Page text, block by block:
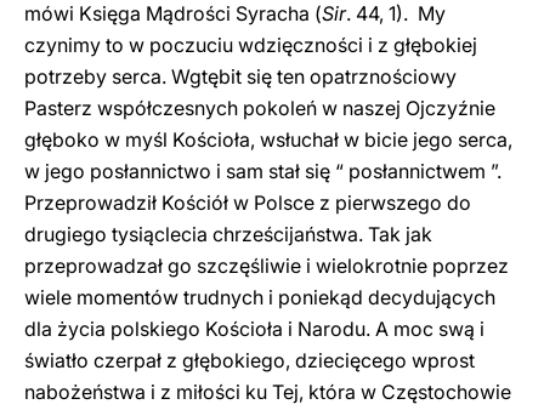
mówi Księga Mądrości Syracha (Sir. 44, 1). My
czynimy to w poczuciu wdzięczności i z głębokiej
potrzeby serca. Wgtębit się ten opatrznościowy
Pasterz współczesnych pokoleń w naszej Ojczyźnie
głęboko w myśl Kościoła, wsłuchał w bicie jego serca,
w jego posłannictwo i sam stał się “ posłannictwem ”.
Przeprowadził Kościół w Polsce z pierwszego do
drugiego tysiąclecia chrześcijaństwa. Tak jak
przeprowadzał go szczęśliwie i wielokrotnie poprzez
wiele momentów trudnych i poniekąd decydujących
dla życia polskiego Kościoła i Narodu. A moc swą i
światło czerpał z głębokiego, dziecięcego wprost
nabożeństwa i z miłości ku Tej, która w Częstochowie